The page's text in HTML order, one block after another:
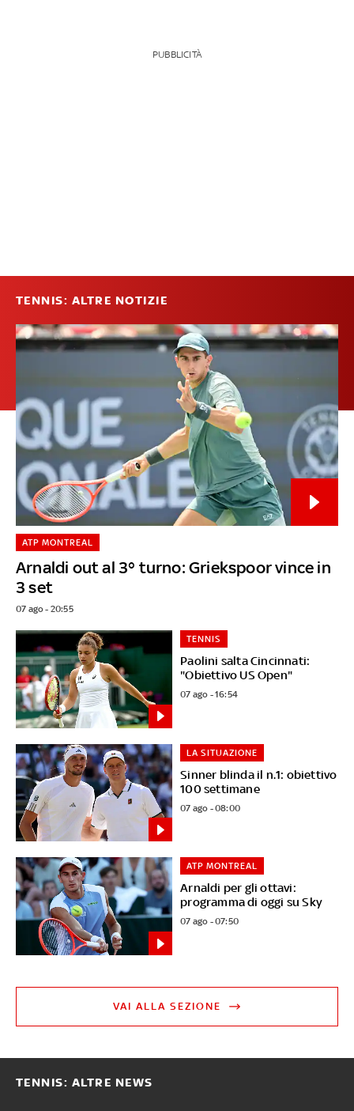
PUBBLICITÀ
TENNIS: ALTRE NOTIZIE
Arnaldi out al 3° turno: Griekspoor vince in
3 set
ATP MONTREAL
07 ago - 20:55
Paolini salta Cincinnati:
"Obiettivo US Open"
TENNIS
07 ago - 16:54
Sinner blinda il n.1: obiettivo
100 settimane
LA SITUAZIONE
07 ago - 08:00
Arnaldi per gli ottavi:
programma di oggi su Sky
ATP MONTREAL
07 ago - 07:50
VAI ALLA SEZIONE
TENNIS: ALTRE NEWS